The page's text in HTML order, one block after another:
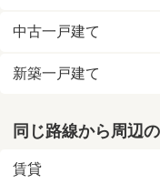
中古一戸建て
新築一戸建て
同じ路線から周辺
賃貸